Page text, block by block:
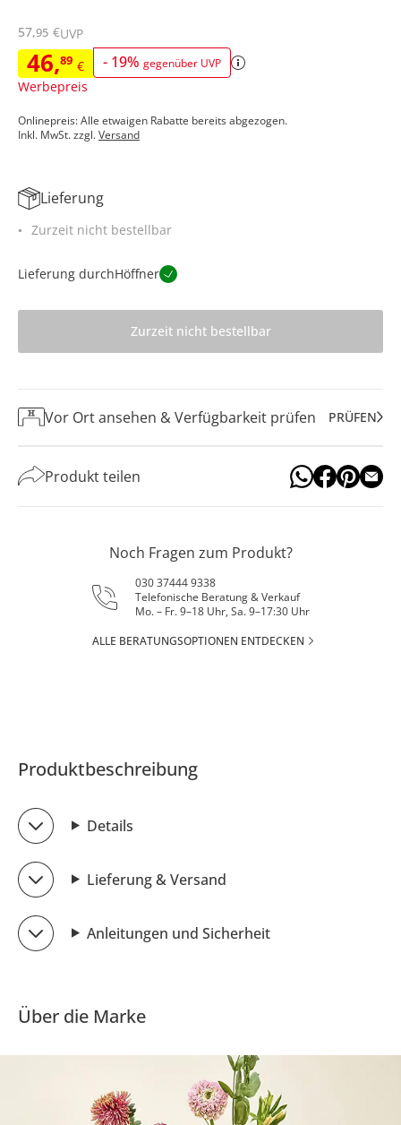
46,89 € - 19% gegenüber UVP
Werbepreis
57,95 €UVP
Onlinepreis: Alle etwaigen Rabatte bereits abgezogen.
Inkl. MwSt. zzgl.Versand
Lieferung
Zurzeit nicht bestellbar
Lieferung durchHöffner
Zurzeit nicht bestellbar
Vor Ort ansehen & Verfügbarkeit prüfen PRÜFEN
Produkt teilen
Noch Fragen zum Produkt?
030 37444 9338
Telefonische Beratung & Verkauf
Mo. – Fr. 9–18 Uhr, Sa. 9–17:30 Uhr
ALLE BERATUNGSOPTIONEN ENTDECKEN
Produktbeschreibung
Details
Lieferung & Versand
Anleitungen und Sicherheit
Über die Marke